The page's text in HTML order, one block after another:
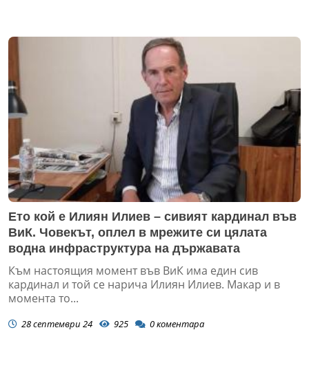
Ето кой е Илиян Илиев – сивият кардинал във
ВиК. Човекът, оплел в мрежите си цялата
водна инфраструктура на държавата
Към настоящия момент във ВиК има един сив
кардинал и той се нарича Илиян Илиев. Макар и в
момента то...
28 септември 24 925 0коментара